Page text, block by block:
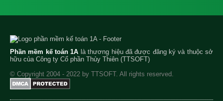
Phần mềm kế toán 1A là thương hiệu đã được đăng ký và thuộc sở
hữu của Công ty Cổ phần Thủy Thiên (TTSOFT)
© Copyright 2004 - 2022 by TTSOFT. All rights reserved.